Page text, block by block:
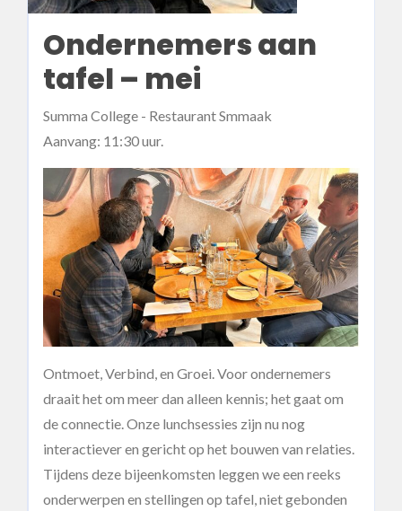
Ondernemers aan
tafel – mei
Summa College - Restaurant Smmaak
Aanvang: 11:30 uur.
Ontmoet, Verbind, en Groei. Voor ondernemers
draait het om meer dan alleen kennis; het gaat om
de connectie. Onze lunchsessies zijn nu nog
interactiever en gericht op het bouwen van relaties.
Tijdens deze bijeenkomsten leggen we een reeks
onderwerpen en stellingen op tafel, niet gebonden